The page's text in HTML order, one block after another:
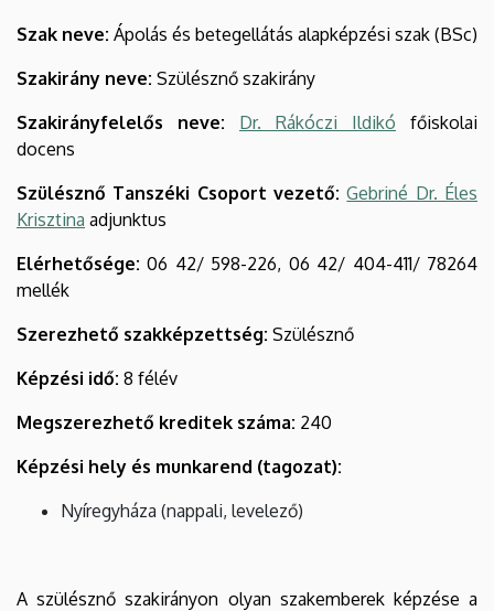
Szak neve: Ápolás és betegellátás alapképzési szak (BSc)
Szakirány neve: Szülésznő szakirány
Szakirányfelelős neve:
Dr. Rákóczi Ildikó főiskolai
docens
Szülésznő Tanszéki Csoport vezető:Gebriné Dr. Éles
Krisztina adjunktus
Elérhetősége:06 42/ 598-226, 06 42/ 404-411/ 78264
mellék
Szerezhető szakképzettség: Szülésznő
Képzési idő: 8 félév
Megszerezhető kreditek száma: 240
Képzési hely és munkarend (tagozat):
Nyíregyháza (nappali, levelező)
A szülésznő szakirányon olyan szakemberek képzése a